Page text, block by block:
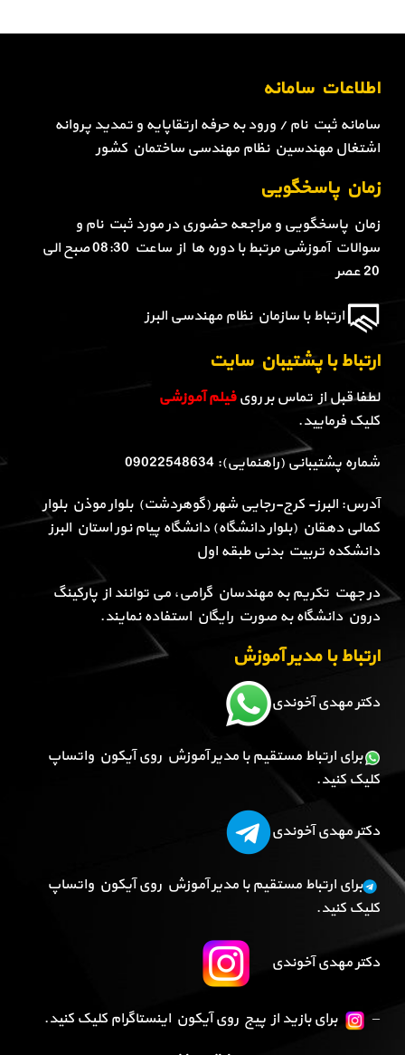
اطلاعات سامانه
سامانه ثبت نام / ورود به حرفه ارتقاپایه و تمدید پروانه
اشتغال مهندسین نظام مهندسی ساختمان کشور
زمان پاسخگویی
زمان پاسخگویی و مراجعه حضوری در مورد ثبت نام و
سوالات آموزشی مرتبط با دوره ها از ساعت 08:30 صبح الی
20 عصر
ارتباط با سازمان نظام مهندسی البرز
ارتباط با پشتیبان سایت
لطفا قبل از تماس بر رویفیلم آموزشی
کلیک فرمایید.
شماره پشتیبانی (راهنمایی): 09022548634
آدرس: البرز- کرج-رجایی شهر (گوهردشت) بلوار موذن بلوار
کمالی دهقان (بلوار دانشگاه) دانشگاه پیام نور استان البرز
دانشکده تربیت بدنی طبقه اول
در جهت تکریم به مهندسان گرامی، می توانند از پارکینگ
درون دانشگاه به صورت رایگان استفاده نمایند.
ارتباط با مدیر آموزش
دکتر مهدی آخوندی
برای ارتباط مستقیم با مدیر آموزش روی آیکون واتساپ
کلیک کنید.
دکتر مهدی آخوندی
برای ارتباط مستقیم با مدیر آموزش روی آیکون واتساپ
کلیک کنید.
دکتر مهدی آخوندی
–
برای بازید از پیج روی آیکون اینستاگرام کلیک کنید.